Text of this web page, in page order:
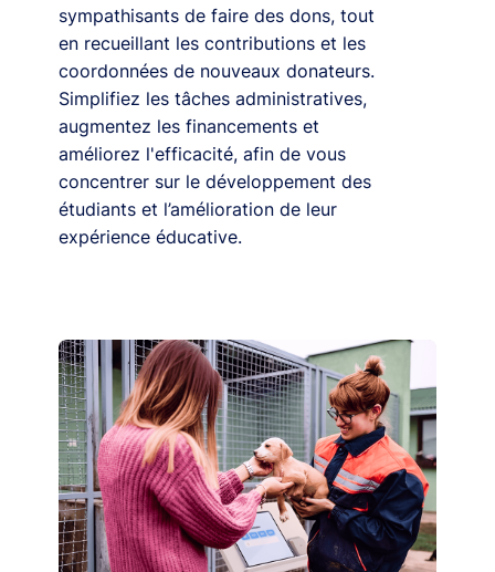
sympathisants de faire des dons, tout
en recueillant les contributions et les
coordonnées de nouveaux donateurs.
Simplifiez les tâches administratives,
augmentez les financements et
améliorez l'efficacité, afin de vous
concentrer sur le développement des
étudiants et l’amélioration de leur
expérience éducative.